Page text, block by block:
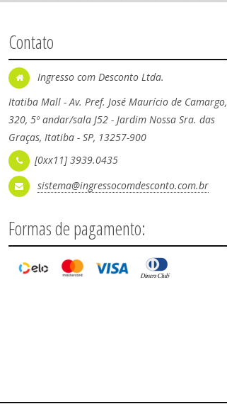
Contato
Ingresso com Desconto Ltda.
Itatiba Mall - Av. Pref. José Maurício de Camargo,
320, 5º andar/sala J52 - Jardim Nossa Sra. das
Graças, Itatiba - SP, 13257-900
[0xx11] 3939.0435
sistema@ingressocomdesconto.com.br
Formas de pagamento: